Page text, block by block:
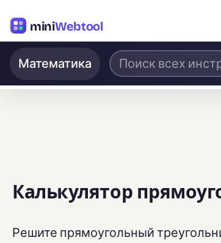
miniWebtool
Математика
Калькулятор
Решите прямоугольный